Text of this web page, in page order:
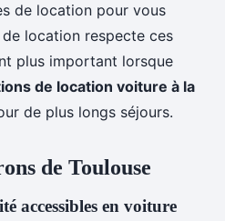
de location pour vous
location respecte ces
plus important lorsque
de location voiture à la
de plus longs séjours.
de Toulouse
accessibles en voiture